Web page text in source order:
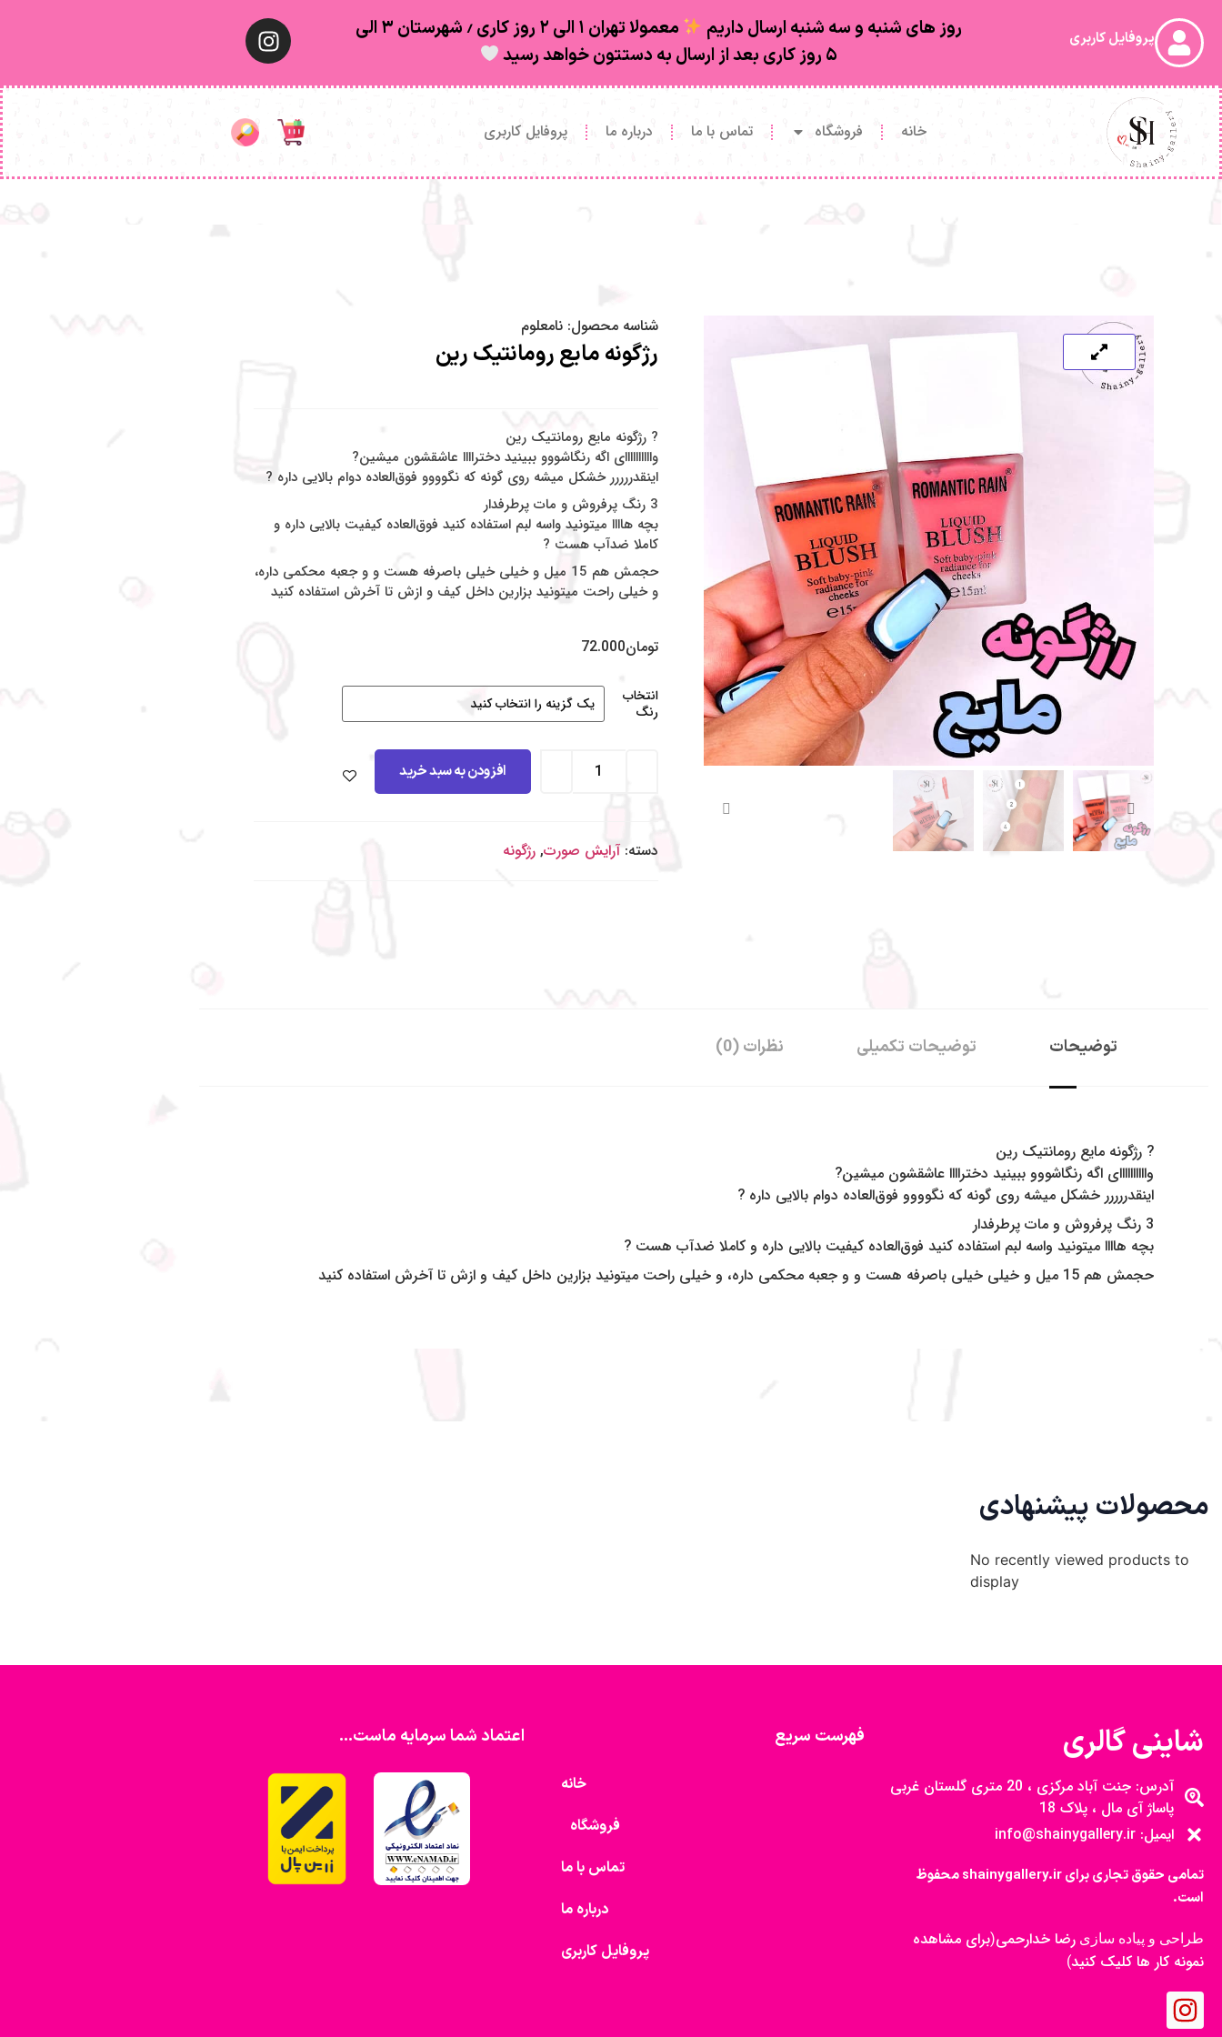
پروفایل کاربری روز های شنبه و سه شنبه ارسال داریم
معمولا تهران ۱ الی ۲ روز‌ کاری ٫ شهرستان ۳ الی
۵ روز کاری بعد از ارسال به دستتون خواهد رسید
خانه فروشگاه تماس با ما درباره ما پروفایل کاربری
شناسه محصول: نامعلوم
رژگونه مایع رومانتیک رین
? رژگونه مایع رومانتیک رین
واااااااااای اگه رنگاشووو ببینید دختراااا عاشقشون میشین?
اینقدررررر خشکل میشه روی گونه که نگوووو فوق‌العاده دوام بالایی داره ?
3 رنگ پرفروش و مات پرطرفدار
بچه هاااا میتونید واسه لبم استفاده کنید فوق‌العاده کیفیت بالایی داره و
کاملا ضدآب هست ?
حجمش هم 15 میل و خیلی خیلی باصرفه هست و و جعبه محکمی داره،
و خیلی راحت میتونید بزارین داخل کیف و ازش تا آخرش استفاده کنید
تومان72.000
انتخاب
رنگ
افزودن به سبد خرید
دسته:آرایش صورت, رژگونه
توضیحات توضیحات تکمیلی نظرات (0)
? رژگونه مایع رومانتیک رین
واااااااااای اگه رنگاشووو ببینید دختراااا عاشقشون میشین?
اینقدررررر خشکل میشه روی گونه که نگوووو فوق‌العاده دوام بالایی داره ?
3 رنگ پرفروش و مات پرطرفدار
بچه هاااا میتونید واسه لبم استفاده کنید فوق‌العاده کیفیت بالایی داره و کاملا ضدآب هست ?
حجمش هم 15 میل و خیلی خیلی باصرفه هست و و جعبه محکمی داره، و خیلی راحت میتونید بزارین داخل کیف و ازش تا آخرش استفاده کنید
محصولات پیشنهادی
No recently viewed products to
display
شاینی گالری
آدرس: جنت آباد مرکزی ، 20 متری گلستان غربی
پاساژ آی مال ، پلاک 18
ایمیل: info@shainygallery.ir
تمامی حقوق تجاری برای shainygallery.ir محفوظ
است.
طراحی و پیاده سازی رضا خدارحمی(برای مشاهده
نمونه کار ها کلیک کنید)
فهرست سریع
خانه
فروشگاه
تماس با ما
درباره ما
پروفایل کاربری
اعتماد شما سرمایه ماست...